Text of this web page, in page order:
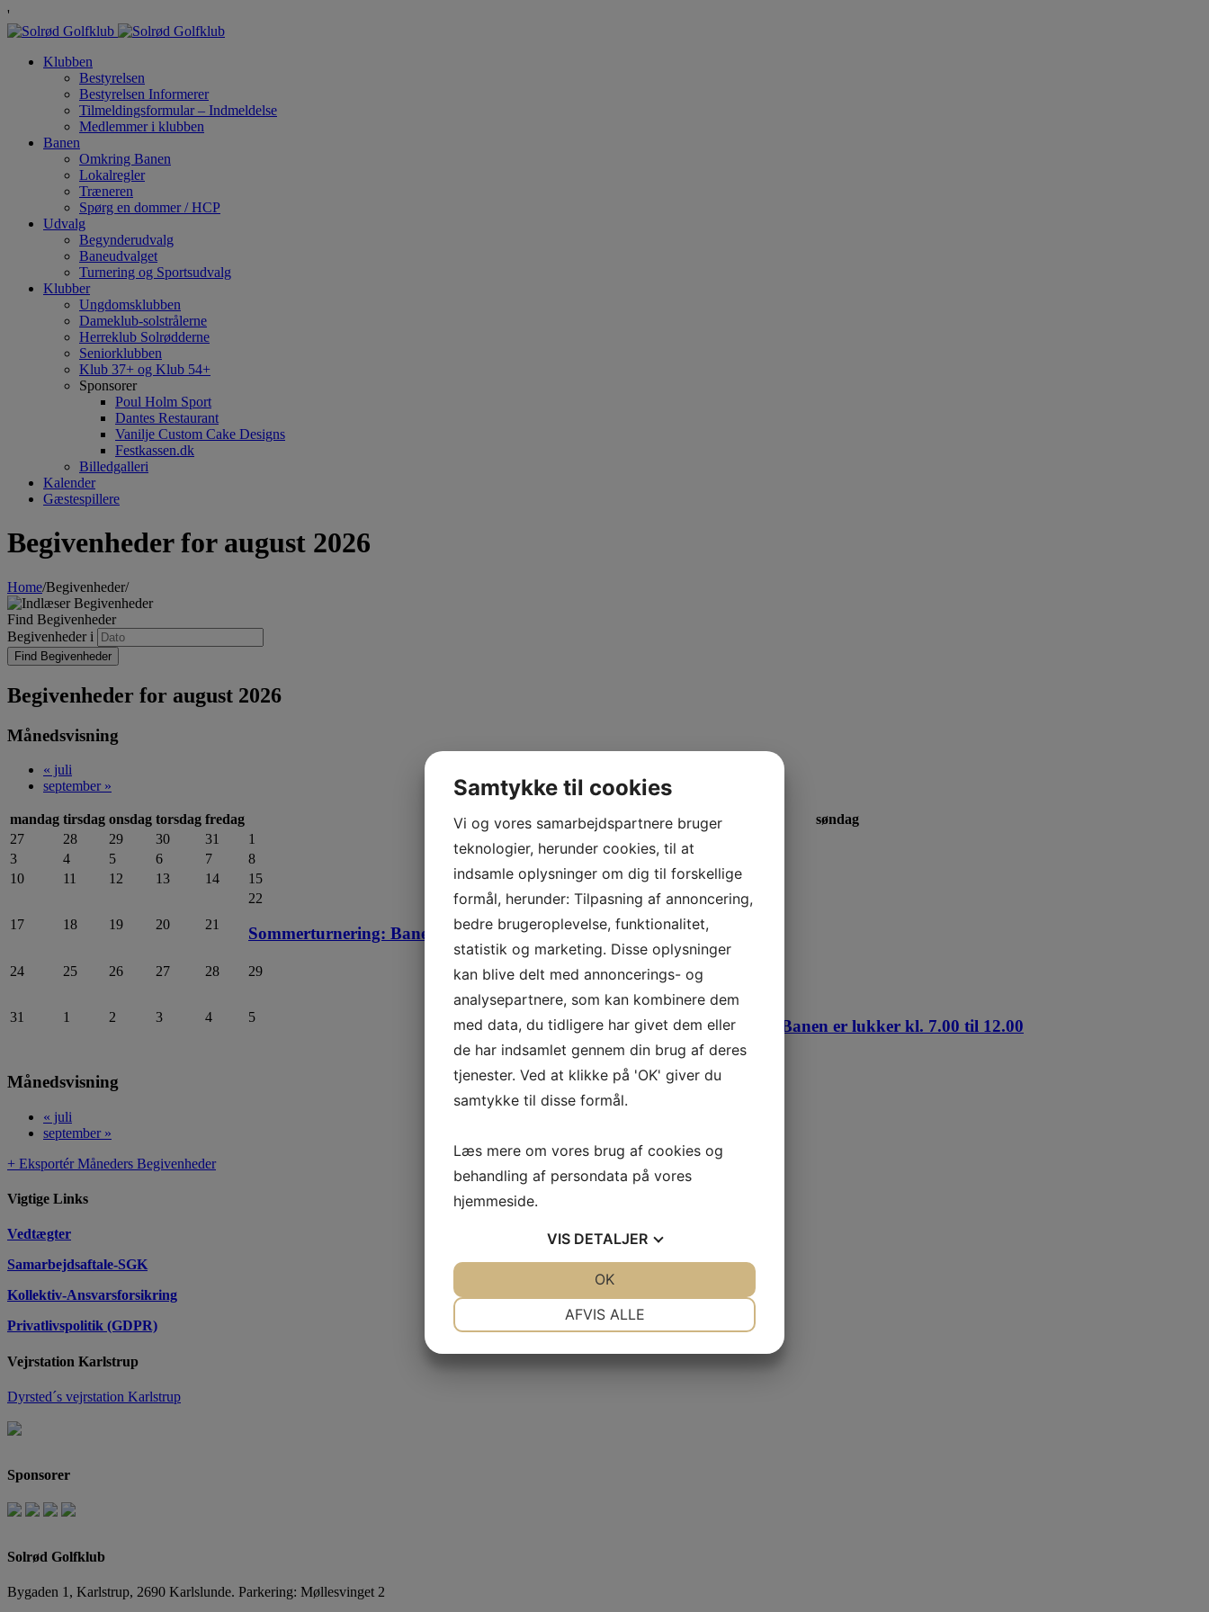
'
Klubben
Bestyrelsen
Bestyrelsen Informerer
Tilmeldingsformular – Indmeldelse
Medlemmer i klubben
Banen
Omkring Banen
Lokalregler
Træneren
Spørg en dommer / HCP
Udvalg
Begynderudvalg
Baneudvalget
Turnering og Sportsudvalg
Klubber
Ungdomsklubben
Dameklub-solstrålerne
Herreklub Solrødderne
Seniorklubben
Klub 37+ og Klub 54+
Sponsorer
Poul Holm Sport
Dantes Restaurant
Vanilje Custom Cake Designs
Festkassen.dk
Billedgalleri
Kalender
Gæstespillere
Begivenheder for august 2026
Home/Begivenheder/
Find Begivenheder
Begivenheder i
Begivenheder for august 2026
Månedsvisning
« juli
september »
mandag tirsdag onsdag torsdag fredag lørdag
søndag
27
28 29 30 31 1
3
4 5 6 7 8
9
10
11 12 13 14 15 16
17 18 19 20 21
22
Sommerturnering: Banen er lukket fra. 11.30 til 17.00 23
24 25 26 27 28 29 30
31 1 2 3 4 5 Klubmesterskab: Banen er lukker kl. 7.00 til 12.00
Månedsvisning
« juli
september »
+ Eksportér Måneders Begivenheder
Vigtige Links
Vedtægter
Samarbejdsaftale-SGK
Kollektiv-Ansvarsforsikring
Privatlivspolitik (GDPR)
Vejrstation Karlstrup
Dyrsted´s vejrstation Karlstrup
Sponsorer
Solrød Golfklub
Bygaden 1, Karlstrup, 2690 Karlslunde. Parkering: Møllesvinget 2
Samtykke til cookies
Vi og vores samarbejdspartnere bruger
teknologier, herunder cookies, til at
indsamle oplysninger om dig til forskellige
formål, herunder: Tilpasning af annoncering,
bedre brugeroplevelse, funktionalitet,
statistik og marketing. Disse oplysninger
kan blive delt med annoncerings- og
analysepartnere, som kan kombinere dem
med data, du tidligere har givet dem eller
de har indsamlet gennem din brug af deres
tjenester. Ved at klikke på 'OK' giver du
samtykke til disse formål.
Læs mere om vores brug af cookies og
behandling af persondata på vores
hjemmeside.
VIS DETALJER
AFVIS ALLE
OK